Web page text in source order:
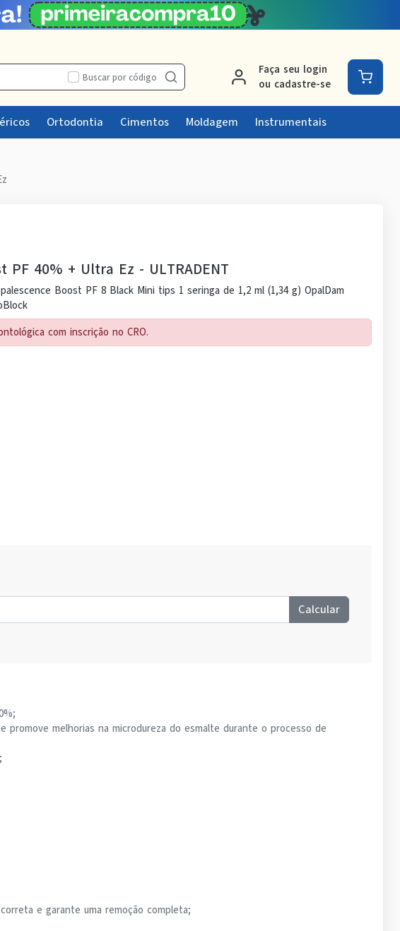
Buscar por código
Faça seu login
ou cadastre-se
Ortodontia Cimentos Moldagem Instrumentais
PF 40% + Ultra Ez - ULTRADENT
Boost PF 8 Black Mini tips 1 seringa de 1,2 ml (1,34 g) OpalDam
com inscrição no CRO.
Calcular
promove melhorias na microdureza do esmalte durante o processo de
e garante uma remoção completa;